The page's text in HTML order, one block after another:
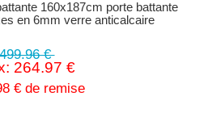
160x187cm porte battante
en 6mm verre anticalcaire
€
264.97 €
€ de remise